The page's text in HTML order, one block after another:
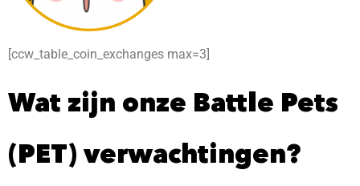
[ccw_table_coin_exchanges max=3]
Wat zijn onze Battle Pets
(PET) verwachtingen?